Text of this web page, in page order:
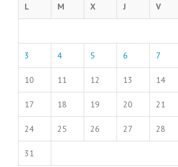
L M X J V
3 4 5 6 7
10 11 12 13 14
17 18 19 20 21
24 25 26 27 28
31